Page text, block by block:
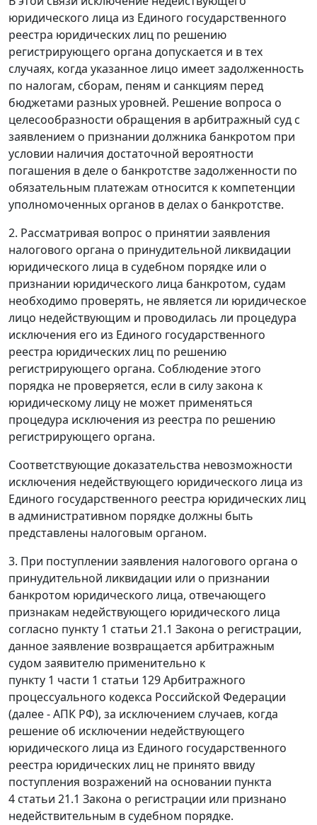
юридического лица из Единого государственного
реестра юридических лиц по решению
регистрирующего органа допускается и в тех
случаях, когда указанное лицо имеет задолженность
по налогам, сборам, пеням и санкциям перед
бюджетами разных уровней. Решение вопроса о
целесообразности обращения в арбитражный суд с
заявлением о признании должника банкротом при
условии наличия достаточной вероятности
погашения в деле о банкротстве задолженности по
обязательным платежам относится к компетенции
уполномоченных органов в делах о банкротстве.
2. Рассматривая вопрос о принятии заявления
налогового органа о принудительной ликвидации
юридического лица в судебном порядке или о
признании юридического лица банкротом, судам
необходимо проверять, не является ли юридическое
лицо недействующим и проводилась ли процедура
исключения его из Единого государственного
реестра юридических лиц по решению
регистрирующего органа. Соблюдение этого
порядка не проверяется, если в силу закона к
юридическому лицу не может применяться
процедура исключения из реестра по решению
регистрирующего органа.
Соответствующие доказательства невозможности
исключения недействующего юридического лица из
Единого государственного реестра юридических лиц
в административном порядке должны быть
представлены налоговым органом.
3. При поступлении заявления налогового органа о
принудительной ликвидации или о признании
банкротом юридического лица, отвечающего
признакам недействующего юридического лица
согласно пункту 1 статьи 21.1 Закона о регистрации,
данное заявление возвращается арбитражным
судом заявителю применительно к
пункту 1 части 1 статьи 129Арбитражного
процессуального кодекса Российской Федерации
(далее - АПК РФ), за исключением случаев, когда
решение об исключении недействующего
юридического лица из Единого государственного
реестра юридических лиц не принято ввиду
поступления возражений на основании пункта
4 статьи 21.1 Закона о регистрации или признано
недействительным в судебном порядке.